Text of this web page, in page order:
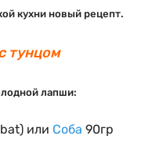
кухни новый рецепт.
тунцом
лапши:
или Соба 90гр